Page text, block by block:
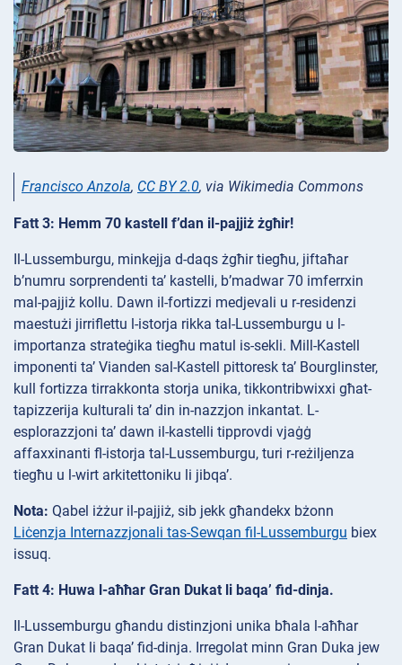
Francisco Anzola, CC BY 2.0, via Wikimedia Commons
Fatt 3: Hemm 70 kastell f’dan il-pajjiż żgħir!
Il-Lussemburgu, minkejja d-daqs żgħir tiegħu, jiftaħar
b’numru sorprendenti ta’ kastelli, b’madwar 70 imferrxin
mal-pajjiż kollu. Dawn il-fortizzi medjevali u r-residenzi
maestużi jirriflettu l-istorja rikka tal-Lussemburgu u l-
importanza strateġika tiegħu matul is-sekli. Mill-Kastell
imponenti ta’ Vianden sal-Kastell pittoresk ta’ Bourglinster,
kull fortizza tirrakkonta storja unika, tikkontribwixxi għat-
tapizzerija kulturali ta’ din in-nazzjon inkantat. L-
esplorazzjoni ta’ dawn il-kastelli tipprovdi vjaġġ
affaxxinanti fl-istorja tal-Lussemburgu, turi r-reżiljenza
tiegħu u l-wirt arkitettoniku li jibqa’.
Nota: Qabel iżżur il-pajjiż, sib jekk għandekx bżonn
Liċenzja Internazzjonali tas-Sewqan fil-Lussemburgu biex
issuq.
Fatt 4: Huwa l-aħħar Gran Dukat li baqa’ fid-dinja.
Il-Lussemburgu għandu distinzjoni unika bħala l-aħħar
Gran Dukat li baqa’ fid-dinja. Irregolat minn Gran Duka jew